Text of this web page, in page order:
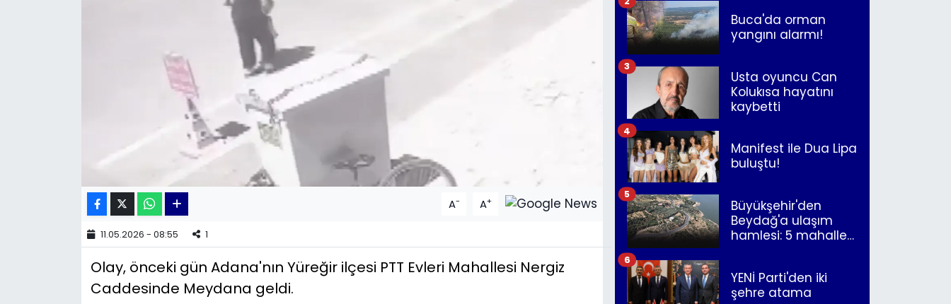
A- A+
11.05.2026 - 08:55 1
Olay, önceki gün Adana'nın Yüreğir ilçesi PTT Evleri Mahallesi Nergiz
Caddesinde Meydana geldi.
Buca'da orman
yangını alarmı!
Usta oyuncu Can
Kolukısa hayatını
kaybetti
3
Manifest ile Dua Lipa
buluştu!
4
Büyükşehir'den
Beydağ'a ulaşım
hamlesi: 5 mahalle
5
YENİ Parti'den iki
şehre atama
6
Yaşam
YEREL POLİTİKA
YEREL YÖNETİMLER